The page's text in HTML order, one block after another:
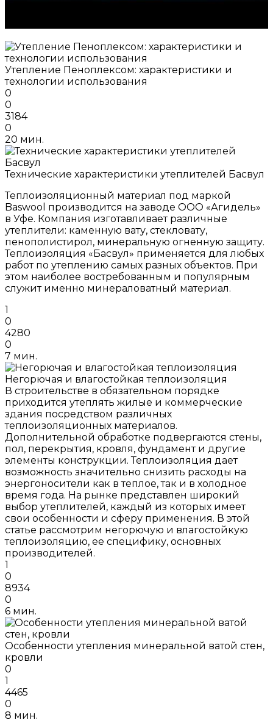
Утепление Пеноплексом: характеристики и
технологии использования
0
0
3184
0
20 мин.
Технические характеристики утеплителей Басвул
Теплоизоляционный материал под маркой
Baswool производится на заводе ООО «Агидель»
в Уфе. Компания изготавливает различные
утеплители: каменную вату, стекловату,
пенополистирол, минеральную огненную защиту.
Теплоизоляция «Басвул» применяется для любых
работ по утеплению самых разных объектов. При
этом наиболее востребованным и популярным
служит именно минераловатный материал.
1
0
4280
0
7 мин.
Негорючая и влагостойкая теплоизоляция
В строительстве в обязательном порядке
приходится утеплять жилые и коммерческие
здания посредством различных
теплоизоляционных материалов.
Дополнительной обработке подвергаются стены,
пол, перекрытия, кровля, фундамент и другие
элементы конструкции. Теплоизоляция дает
возможность значительно снизить расходы на
энергоносители как в теплое, так и в холодное
время года. На рынке представлен широкий
выбор утеплителей, каждый из которых имеет
свои особенности и сферу применения. В этой
статье рассмотрим негорючую и влагостойкую
теплоизоляцию, ее специфику, основных
производителей.
1
0
8934
0
6 мин.
Особенности утепления минеральной ватой стен,
кровли
0
1
4465
0
8 мин.